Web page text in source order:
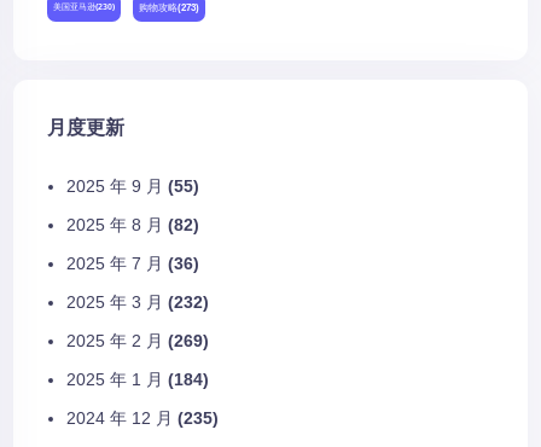
美国亚马逊(230) 购物攻略(273)
月度更新
2025 年 9 月 (55)
2025 年 8 月 (82)
2025 年 7 月 (36)
2025 年 3 月 (232)
2025 年 2 月 (269)
2025 年 1 月 (184)
2024 年 12 月 (235)